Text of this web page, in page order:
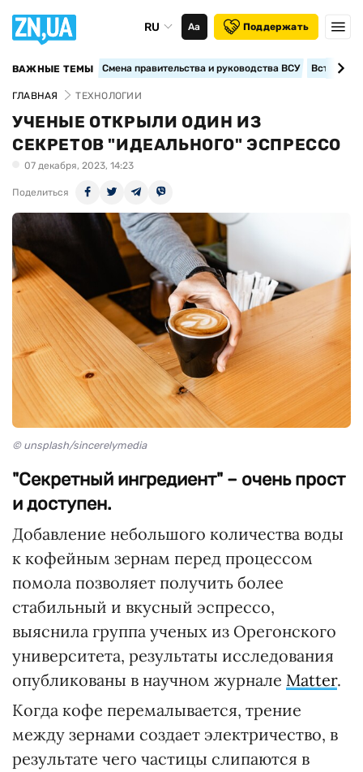
RU Аа Поддержать
ВАЖНЫЕ ТЕМЫ Смена правительства и руководства ВСУ
ГЛАВНАЯ ТЕХНОЛОГИИ
УЧЕНЫЕ ОТКРЫЛИ ОДИН ИЗ
СЕКРЕТОВ "ИДЕАЛЬНОГО" ЭСПРЕССО
07 декабря, 2023, 14:23
Поделиться
© unsplash/sincerelymedia
"Секретный ингредиент" – очень прост
и доступен.
Добавление небольшого количества воды
к кофейным зернам перед процессом
помола позволяет получить более
стабильный и вкусный эспрессо,
выяснила группа ученых из Орегонского
университета, результаты исследования
опубликованы в научном журнале Matter.
Когда кофе перемалывается, трение
между зернами создает электричество, в
результате чего частицы слипаются в